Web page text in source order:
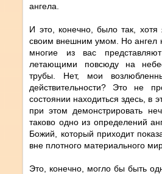
ангела.
И это, конечно, было так,
своим внешним умом. Но ангел
многие из вас
летающими повсюду на
трубы. Нет, мои
действительности? Это не
состоянии находиться здесь, в
при этом демонстрировать
таково одно из определений
Божий, который приходит
вне плотного материального
Это, конечно, могло бы быть